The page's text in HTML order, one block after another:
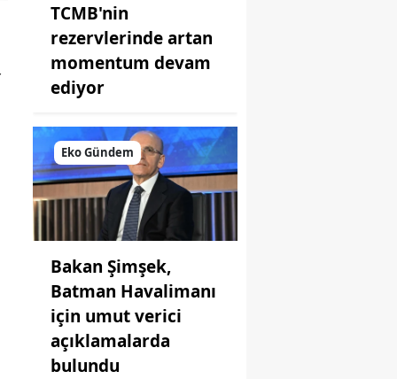
TCMB'nin
rezervlerinde artan
momentum devam
ediyor
Eko Gündem
Bakan Şimşek,
Batman Havalimanı
için umut verici
açıklamalarda
bulundu